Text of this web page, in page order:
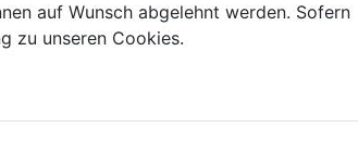
auf Wunsch abgelehnt werden. Sofern
zu unseren Cookies.